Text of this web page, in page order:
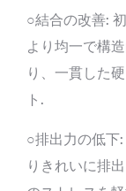
○結合の改善:
より均一で構
り、一貫した
ト.
○排出力の低下
りきれいに排